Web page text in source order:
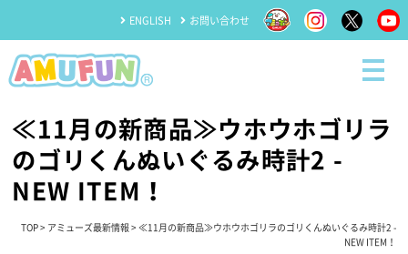
ENGLISH お問い合わせ
≪11月の新商品≫ウホウホゴリラ
のゴリくんぬいぐるみ時計2 -
NEW ITEM！
TOP> アミューズ最新情報> ≪11月の新商品≫ウホウホゴリラのゴリくんぬいぐるみ時計2 -
NEW ITEM！